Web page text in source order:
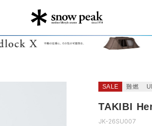
SALE 難燃
TAKIBI
JK-26SU007